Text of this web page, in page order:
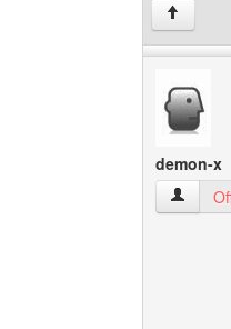
↑
demon-x
demon-